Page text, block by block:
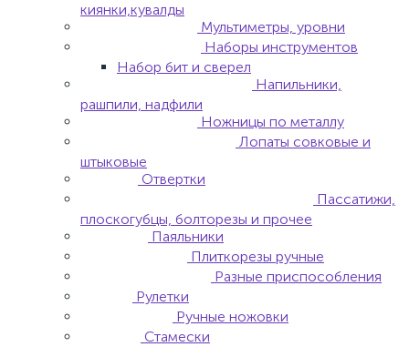
киянки,кувалды
Мультиметры, уровни
Наборы инструментов
Набор бит и сверел
Напильники,
рашпили, надфили
Ножницы по металлу
Лопаты совковые и
штыковые
Отвертки
Пассатижи,
плоскогубцы, болторезы и прочее
Паяльники
Плиткорезы ручные
Разные приспособления
Рулетки
Ручные ножовки
Стамески